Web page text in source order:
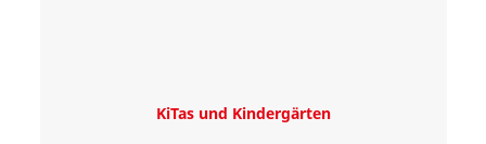
KiTas und Kindergärten